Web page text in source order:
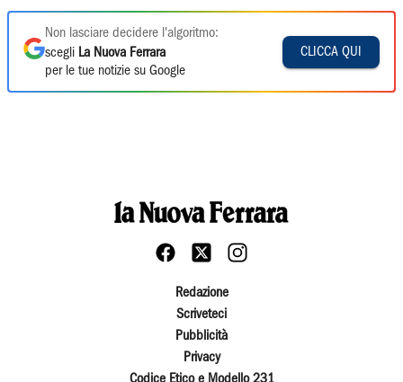
Non lasciare decidere l'algoritmo:
scegli La Nuova Ferrara
per le tue notizie su Google
CLICCA QUI
Redazione
Scriveteci
Pubblicità
Privacy
Codice Etico e Modello 231